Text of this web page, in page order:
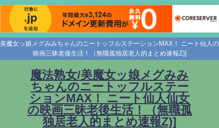
美魔女ッ娘メグみみちゃんのニートッフルステーションMAX！ ニート仙人の
映画三昧老後生活！（無職孤独居老人的まとめ速報Z)]
魔法熟女/美魔女ッ娘メグみみ
ちゃんのニートッフルステー
ションMAX！ ニート仙人仙女
の映画三昧老後生活！（無職孤
独居老人的まとめ速報Z)]